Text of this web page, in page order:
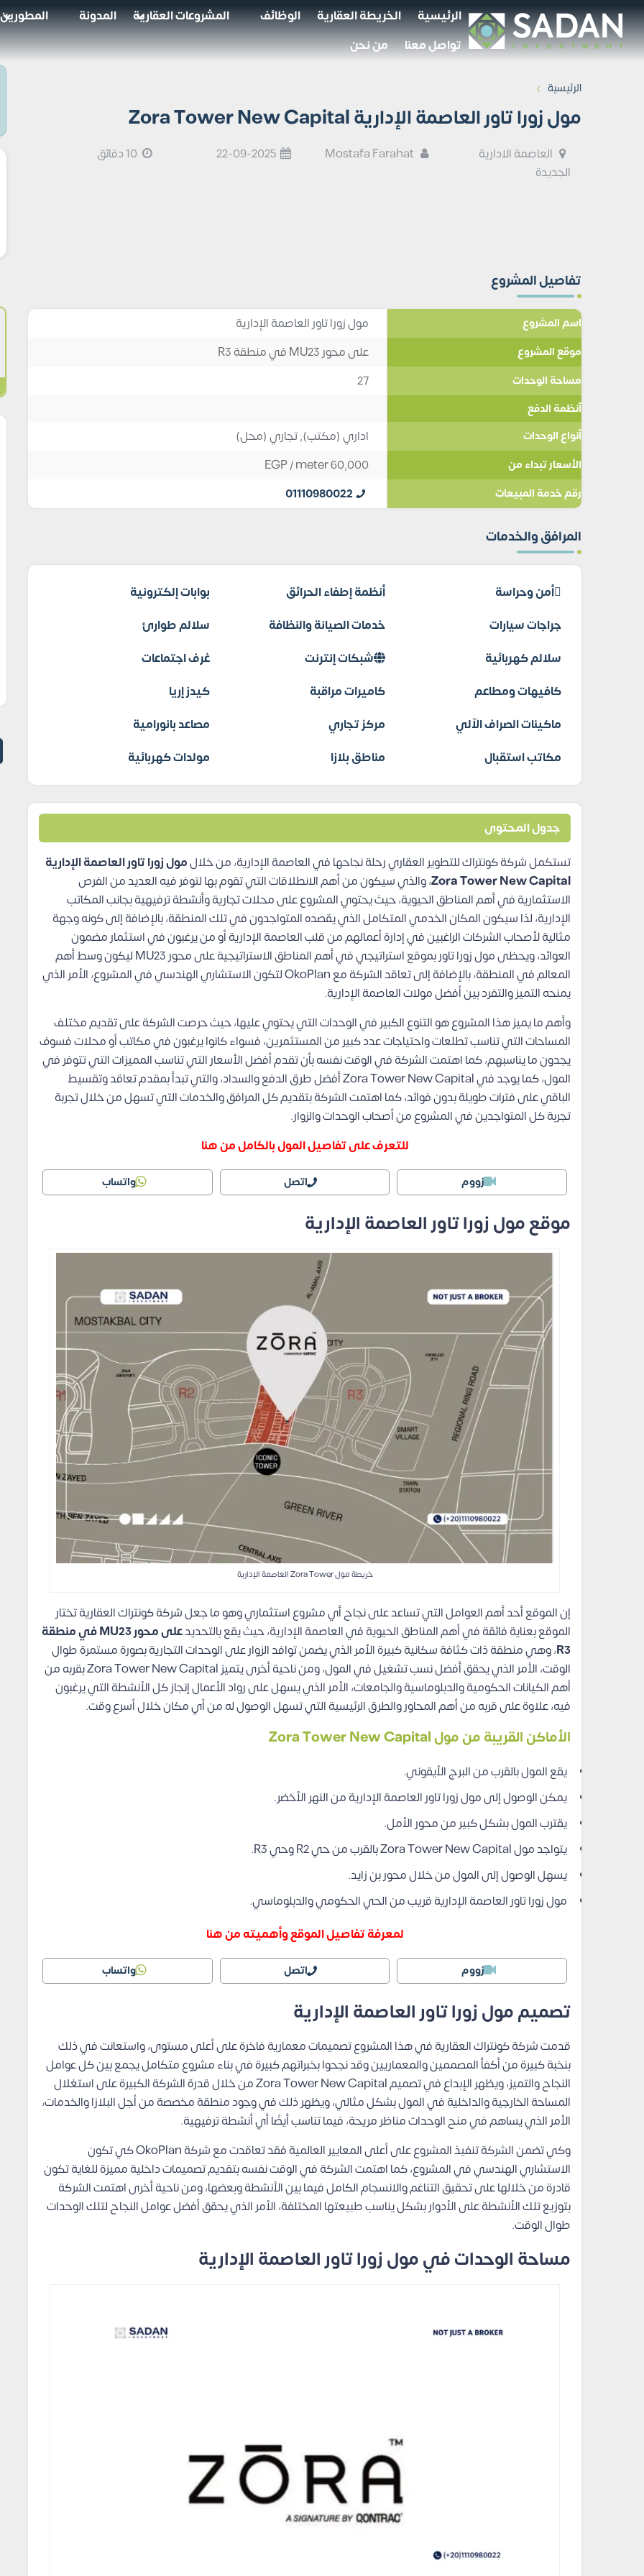
الرئيسية الخريطة العقارية الوظائف المشروعات العقارية المدونة
المطورين
تواصل معنا
من نحن
الرئيسية ›
مول زورا تاور العاصمة الإدارية Zora Tower New Capital
العاصمة الادارية
الجديدة
22-09-2025
تفاصيل المشروع
اسم المشروع مول زورا تاور العاصمة الإدارية
موقع المشروع على محور MU23 في منطقة R3
مساحة الوحدات 27
أنظمة الدفع
أنواع الوحدات
اداري (مكتب),تجاري (محل)
الأسعار تبداء من 60,000
EGP/ meter
رقم خدمة المبيعات 01110980022
المرافق والخدمات
أمن وحراسة أنظمة إطفاء الحرائق
بوابات إلكترونية
جراجات سيارات
خدمات الصيانة والنظافة
سلالم طوارئ
سلالم كهربائية
شبكات إنترنت
غرف اجتماعات
كافيهات ومطاعم
كاميرات مراقبة
كيدز إريا
ماكينات الصراف الآلي
مركز تجاري
مصاعد بانورامية
مكاتب استقبال
مناطق بلازا مولدات كهربائية
جدول المحتوى
تستكمل شركة كونتراك للتطوير العقاري رحلة نجاحها في العاصمة الإدارية، من خلالمول زورا تاور العاصمة الإدارية
Zora Tower New Capital، والذي سيكون من أهم الانطلاقات التي تقوم بها لتوفر فيه العديد من الفرص
الاستثمارية في أهم المناطق الحيوية، حيث يحتوي المشروع على محلات تجارية وأنشطة ترفيهية بجانب المكاتب
الإدارية، لذا سيكون المكان الخدمي المتكامل الذي يقصده المتواجدون في تلك المنطقة، بالإضافة إلى كونه وجهة
مثالية لأصحاب الشركات الراغبين في إدارة أعمالهم من قلب العاصمة الإدارية أو من يرغبون في استثمار مضمون
العوائد، ويحظى مول زورا تاور بموقع استراتيجي في أهم المناطق الاستراتيجية على محور MU23 ليكون وسط أهم
المعالم في المنطقة، بالإضافة إلى تعاقد الشركة مع OkoPlan لتكون الاستشاري الهندسي في المشروع، الأمر الذي
يمنحه التميز والتفرد بين أفضل مولات العاصمة الإدارية.
وأهم ما يميز هذا المشروع هو التنوع الكبير في الوحدات التي يحتوي عليها، حيث حرصت الشركة على تقديم مختلف
المساحات التي تناسب تطلعات واحتياجات عدد كبير من المستثمرين، فسواء كانوا يرغبون في مكاتب أو محلات فسوف
يجدون ما يناسبهم، كما اهتمت الشركة في الوقت نفسه بأن تقدم أفضل الأسعار التي تناسب المميزات التي تتوفر في
المول، كما يوجد في Zora Tower New Capital أفضل طرق الدفع والسداد، والتي تبدأ بمقدم تعاقد وتقسيط
الباقي على فترات طويلة بدون فوائد، كما اهتمت الشركة بتقديم كل المرافق والخدمات التي تسهل من خلال تجربة
تجربة كل المتواجدين في المشروع من أصحاب الوحدات والزوار.
للتعرف على تفاصيل المول بالكامل من هنا
زووم اتصل واتساب
موقع مول زورا تاور العاصمة الإدارية
خريطة مول Zora Tower العاصمة الإدارية
إن الموقع أحد أهم العوامل التي تساعد على نجاح أي مشروع استثماري وهو ما جعل شركة كونتراك العقارية تختار
الموقع بعناية فائقة في أهم المناطق الحيوية في العاصمة الإدارية، حيث يقع بالتحديد
على محور MU23 في منطقة
R3، وهي منطقة ذات كثافة سكانية كبيرة الأمر الذي يضمن توافد الزوار على الوحدات التجارية بصورة مستمرة طوال
الوقت، الأمر الذي يحقق أفضل نسب تشغيل في المول، ومن ناحية أخرى يتميز Zora Tower New Capital بقربه من
أهم الكيانات الحكومية والدبلوماسية والجامعات، الأمر الذي يسهل على رواد الأعمال إنجاز كل الأنشطة التي يرغبون
فيه، علاوة على قربه من أهم المحاور والطرق الرئيسية التي تسهل الوصول له من أي مكان خلال أسرع وقت.
الأماكن القريبة من مول Zora Tower New Capital
يقع المول بالقرب من البرج الأيقوني.
يمكن الوصول إلى مول زورا تاور العاصمة الإدارية من النهر الأخضر.
يقترب المول بشكل كبير من محور الأمل.
يتواجد مول Zora Tower New Capital بالقرب من حي R2 وحي R3.
يسهل الوصول إلى المول من خلال محور بن زايد.
مول زورا تاور العاصمة الإدارية قريب من الحي الحكومي والدبلوماسي.
لمعرفة تفاصيل الموقع وأهميته من هنا
زووم اتصل واتساب
تصميم مول زورا تاور العاصمة الإدارية
قدمت شركة كونتراك العقارية في هذا المشروع تصميمات معمارية فاخرة على أعلى مستوى، واستعانت في ذلك
بنخبة كبيرة من أكفأ المصممين والمعماريين وقد نجحوا بخبراتهم كبيرة في بناء مشروع متكامل يجمع بين كل عوامل
النجاح والتميز، ويظهر الإبداع في تصميم Zora Tower New Capital من خلال قدرة الشركة الكبيرة على استغلال
المساحة الخارجية والداخلية في المول بشكل مثالي، ويظهر ذلك في وجود منطقة مخصصة من أجل البلازا والخدمات،
الأمر الذي يساهم في منح الوحدات مناظر مريحة، فيما تناسب أيضًا أي أنشطة ترفيهية.
وكي تضمن الشركة تنفيذ المشروع على أعلى المعايير العالمية فقد تعاقدت مع شركة OkoPlan كي تكون
الاستشاري الهندسي في المشروع، كما اهتمت الشركة في الوقت نفسه بتقديم تصميمات داخلية مميزة للغاية تكون
قادرة من خلالها على تحقيق التناغم والانسجام الكامل فيما بين الأنشطة وبعضها، ومن ناحية أخرى اهتمت الشركة
بتوزيع تلك الأنشطة على الأدوار بشكل يناسب طبيعتها المختلفة، الأمر الذي يحقق أفضل عوامل النجاح لتلك الوحدات
طوال الوقت.
مساحة الوحدات في مول زورا تاور العاصمة الإدارية